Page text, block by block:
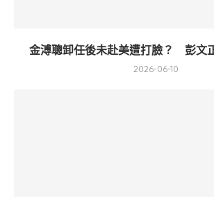
金溥聰卸任後未赴美遭打臉？ 彭文
2026-06-10